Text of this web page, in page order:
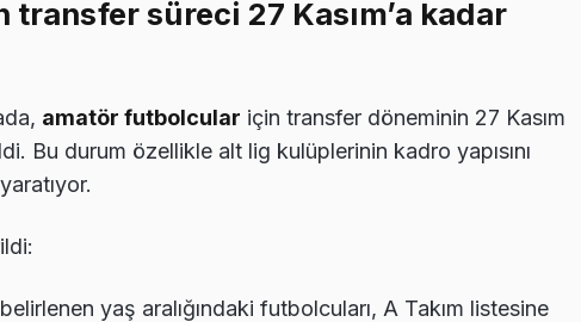
süreci 27 Kasım’a kadar
amatör futbolcular için transfer döneminin 27 Kasım
Bu durum özellikle alt lig kulüplerinin kadro yapısını
yaş aralığındaki futbolcuları, A Takım listesine